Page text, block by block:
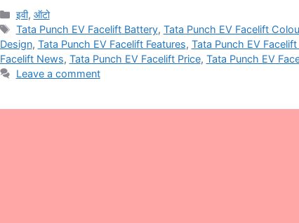
Categories
इवी, ऑटो
Tags
Tata Punch EV Facelift Battery, Tata Punch EV Facelift
Design, Tata Punch EV Facelift Features, Tata Punch EV
Facelift News, Tata Punch EV Facelift Price, Tata Punch EV
Leave a comment